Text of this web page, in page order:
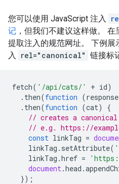
您可以使用 JavaScript 注入
记 ，但我们不建议这样做。
提取注入的规范网址。 下例展
入
rel="canonical" 链接标
fetch( '/api/cats/' + id)
. then(function (response
. then(function (cat)
{
// creates a
// e.g. https://
const linkTag =
linkTag . setAttribute(
linkTag .href =
document.head .
});